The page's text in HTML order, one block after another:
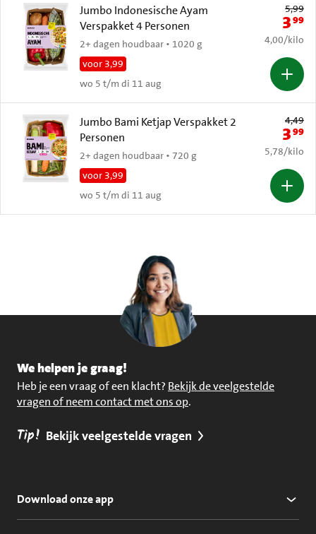
Jumbo Indonesische Ayam
Verspakket 4 Personen
2+ dagen houdbaar • 1020 g
voor 3,99
wo 5 t/m di 11 aug
Oude prijs:
5,99
399
€ 4,00 per
4,00/kilo
Jumbo Bami Ketjap Verspakket 2
Personen
2+ dagen houdbaar • 720 g
voor 3,99
wo 5 t/m di 11 aug
Oude prijs:
4,49
399
€ 5,78 per
5,78/kilo
We helpen je graag!
Heb je een vraag of een klacht? Bekijk de veelgestelde
vragen of neem contact met ons op.
Tip! Bekijk veelgestelde vragen
Download onze app